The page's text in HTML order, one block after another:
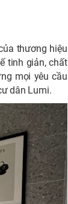
thương hiệu
tinh giản, chất
mọi yêu cầu
dân Lumi.